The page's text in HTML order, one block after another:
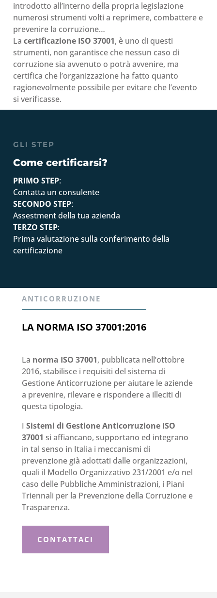
introdotto all’interno della propria legislazione
numerosi strumenti volti a reprimere, combattere e
prevenire la corruzione…
La certificazione ISO 37001, è uno di questi
strumenti, non garantisce che nessun caso di
corruzione sia avvenuto o potrà avvenire, ma
certifica che l’organizzazione ha fatto quanto
ragionevolmente possibile per evitare che l’evento
si verificasse.
GLI STEP
Come certificarsi?
PRIMO STEP:
Contatta un consulente
SECONDO STEP:
Assestment della tua azienda
TERZO STEP:
Prima valutazione sulla conferimento della
certificazione
ANTICORRUZIONE
LA NORMA ISO 37001:2016
La norma ISO 37001, pubblicata nell’ottobre
2016, stabilisce i requisiti del sistema di
Gestione Anticorruzione per aiutare le aziende
a prevenire, rilevare e rispondere a illeciti di
questa tipologia.
I Sistemi di Gestione Anticorruzione ISO
37001 si affiancano, supportano ed integrano
in tal senso in Italia i meccanismi di
prevenzione già adottati dalle organizzazioni,
quali il Modello Organizzativo 231/2001 e/o nel
caso delle Pubbliche Amministrazioni, i Piani
Triennali per la Prevenzione della Corruzione e
Trasparenza.
CONTATTACI